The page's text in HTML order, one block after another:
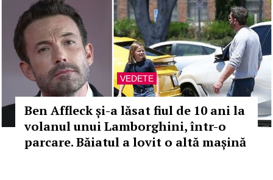
VEDETE
Ben Affleck și-a lăsat fiul de 10 ani la
volanul unui Lamborghini, într-o
parcare. Băiatul a lovit o altă mașină